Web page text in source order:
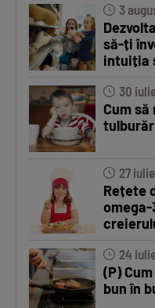
3
să-ți
intuiția
30
Cum
27
Rețete
24
(P)
bun în